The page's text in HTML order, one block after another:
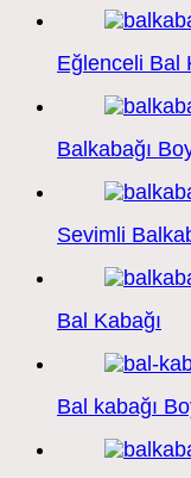
Eğlenceli Bal
Balkabağı
Sevimli
Bal Kabağı
Bal kabağı